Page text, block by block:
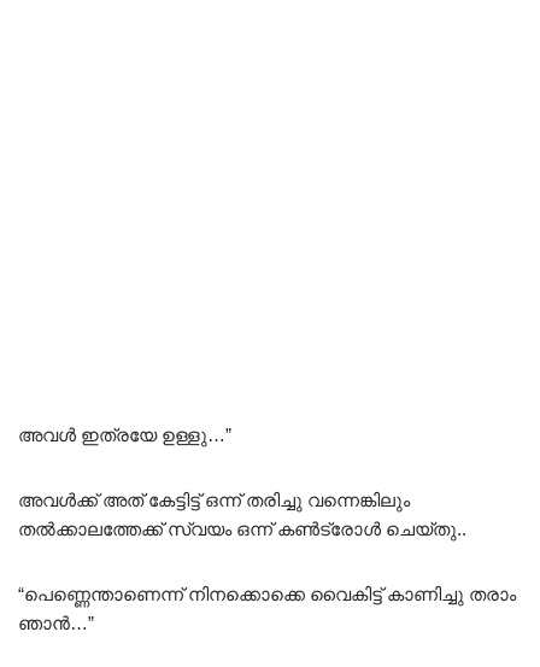
അവൾ ഇത്രയേ ഉള്ളു…”
അവൾക്ക് അത് കേട്ടിട്ട് ഒന്ന് തരിച്ചു വന്നെങ്കിലും
തൽക്കാലത്തേക്ക് സ്വയം ഒന്ന് കൺട്രോൾ ചെയ്തു..
“പെണ്ണെന്താണെന്ന് നിനക്കൊക്കെ വൈകിട്ട് കാണിച്ചു തരാം
ഞാൻ…”